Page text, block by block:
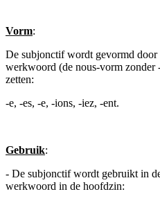
Vorm:
De subjonctif wordt gevormd door
werkwoord (de nous-vorm zonder
zetten:
-e, -es, -e, -ions, -iez, -ent.
Gebruik:
- De subjonctif wordt gebruikt in
werkwoord in de hoofdzin: